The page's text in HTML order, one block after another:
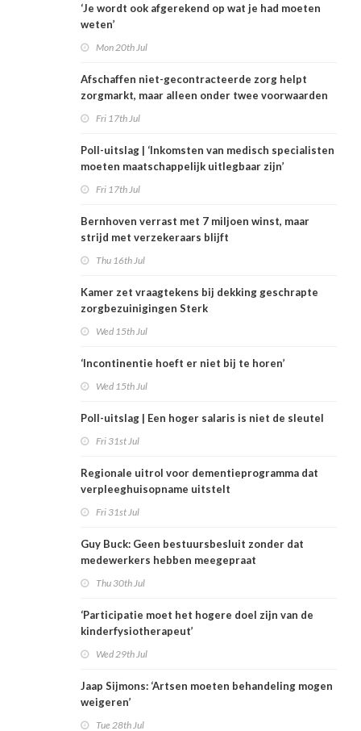
‘Je wordt ook afgerekend op wat je had moeten
weten’
Mon 20th Jul
Afschaffen niet-gecontracteerde zorg helpt
zorgmarkt, maar alleen onder twee voorwaarden
Fri 17th Jul
Poll-uitslag | ‘Inkomsten van medisch specialisten
moeten maatschappelijk uitlegbaar zijn’
Fri 17th Jul
Bernhoven verrast met 7 miljoen winst, maar
strijd met verzekeraars blijft
Thu 16th Jul
Kamer zet vraagtekens bij dekking geschrapte
zorgbezuinigingen Sterk
Wed 15th Jul
‘Incontinentie hoeft er niet bij te horen’
Wed 15th Jul
Poll-uitslag | Een hoger salaris is niet de sleutel
Fri 31st Jul
Regionale uitrol voor dementieprogramma dat
verpleeghuisopname uitstelt
Fri 31st Jul
Guy Buck: Geen bestuursbesluit zonder dat
medewerkers hebben meegepraat
Thu 30th Jul
‘Participatie moet het hogere doel zijn van de
kinderfysiotherapeut’
Wed 29th Jul
Jaap Sijmons: ‘Artsen moeten behandeling mogen
weigeren’
Tue 28th Jul